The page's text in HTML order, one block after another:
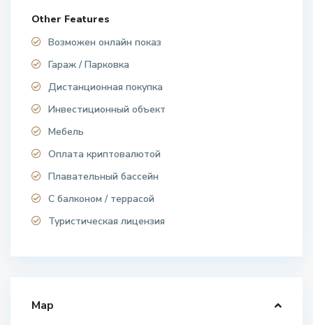
Other Features
Возможен онлайн показ
Гараж / Парковка
Дистанционная покупка
Инвестиционный объект
Мебель
Оплата криптовалютой
Плавательный бассейн
С балконом / террасой
Туристическая лицензия
Map